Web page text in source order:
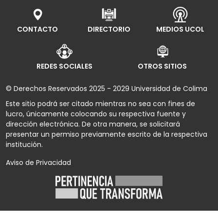
CONTACTO DIRECTORIO MEDIOS UCOL
REDES SOCIALES OTROS SITIOS
© Derechos Reservados 2025 - 2029 Universidad de Colima
Este sitio podrá ser citado mientras no sea con fines de
lucro, únicamente colocando su respectiva fuente y
dirección electrónica. De otra manera, se solicitará
presentar un permiso previamente escrito de la respectiva
institución.
Aviso de Privacidad